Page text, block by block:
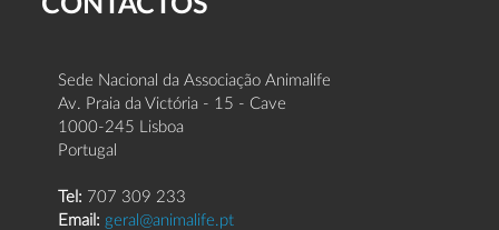
Sede Nacional da Associação Animalife
Av. Praia da Victória - 15 - Cave
1000-245 Lisboa
Portugal
Tel: 707 309 233
Email: geral@animalife.pt